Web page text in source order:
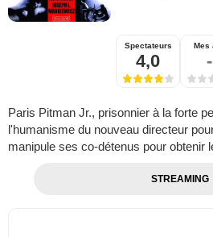
Spectateurs
4,0
Mes
Paris Pitman Jr., prisonnier à la forte
l'humanisme du nouveau directeur
manipule ses co-détenus pour obtenir
STREAMING